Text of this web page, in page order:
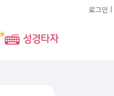
로그인 ㅣ
성경타자